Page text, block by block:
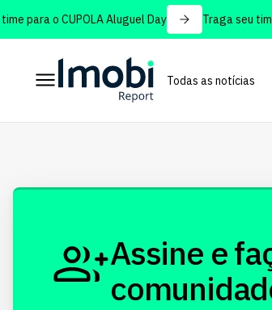
para o CUPOLA Aluguel Day Traga seu
Todas as notícias
Assine e